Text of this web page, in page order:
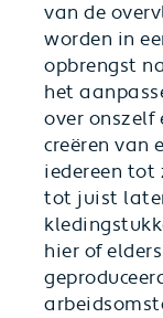
van de
worden in
opbrengst
het
over onszelf
creëren van
iedereen tot
tot juist
hier of